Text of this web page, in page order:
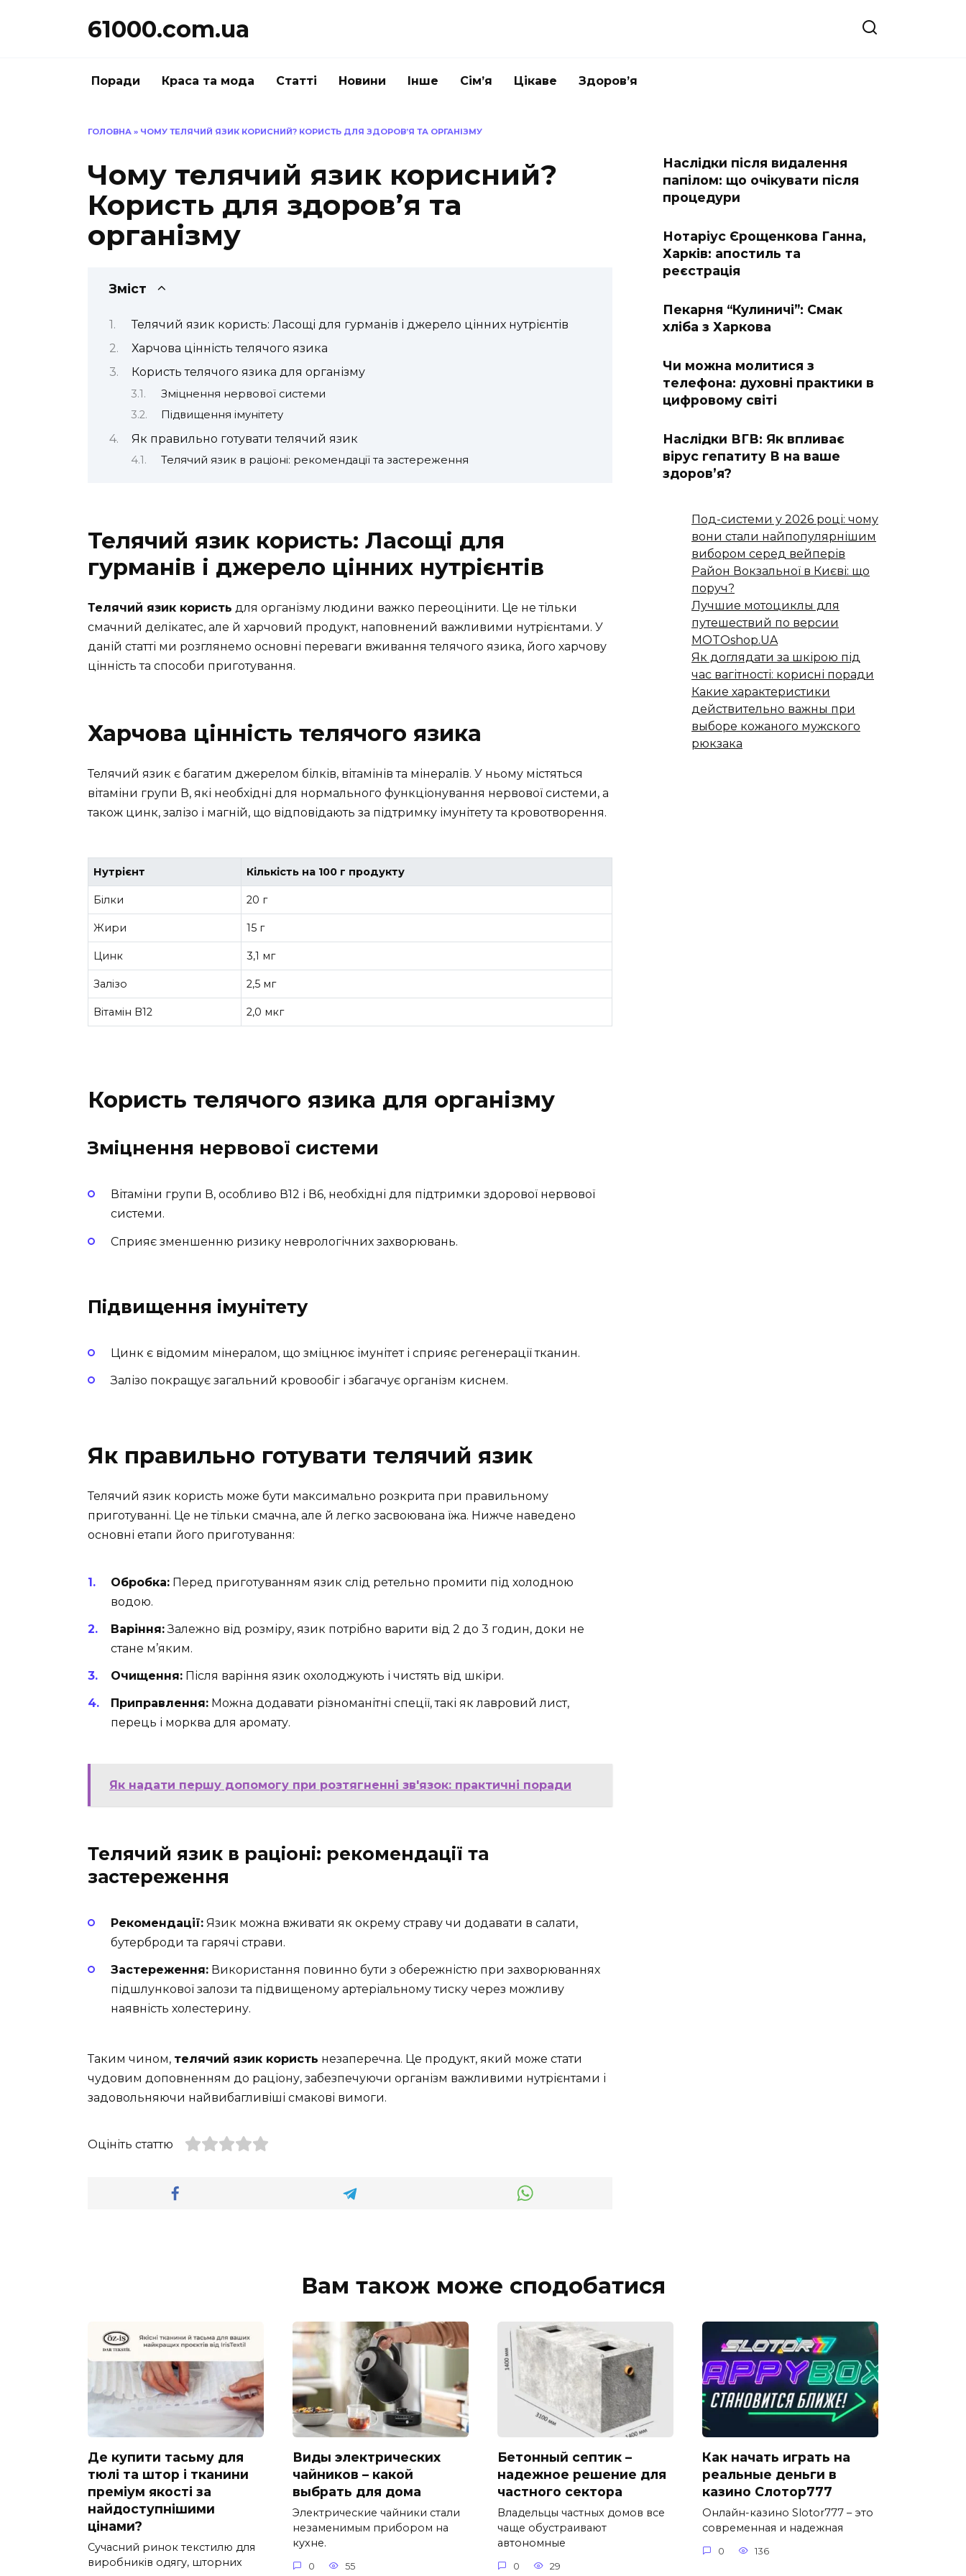
61000.com.ua
Поради Краса та мода Статті Новини Інше Сім’я Цікаве Здоров’я
ГОЛОВНА » ЧОМУ ТЕЛЯЧИЙ ЯЗИК КОРИСНИЙ? КОРИСТЬ ДЛЯ ЗДОРОВ’Я ТА ОРГАНІЗМУ
Чому телячий язик корисний?
Користь для здоров’я та
організму
Зміст
Телячий язик користь: Ласощі для гурманів і джерело цінних нутрієнтів
Харчова цінність телячого язика
Користь телячого язика для організму
Зміцнення нервової системи
Підвищення імунітету
Як правильно готувати телячий язик
Телячий язик в раціоні: рекомендації та застереження
Телячий язик користь: Ласощі для
гурманів і джерело цінних нутрієнтів
Телячий язик користь для організму людини важко переоцінити. Це не тільки
смачний делікатес, але й харчовий продукт, наповнений важливими нутрієнтами. У
даній статті ми розглянемо основні переваги вживання телячого язика, його харчову
цінність та способи приготування.
Харчова цінність телячого язика
Телячий язик є багатим джерелом білків, вітамінів та мінералів. У ньому містяться
вітаміни групи В, які необхідні для нормального функціонування нервової системи, а
також цинк, залізо і магній, що відповідають за підтримку імунітету та кровотворення.
Нутрієнт Кількість на 100 г продукту
Білки 20 г
Жири 15 г
Цинк 3,1 мг
Залізо 2,5 мг
Вітамін В12 2,0 мкг
Користь телячого язика для організму
Зміцнення нервової системи
Вітаміни групи В, особливо В12 і В6, необхідні для підтримки здорової нервової
системи.
Сприяє зменшенню ризику неврологічних захворювань.
Підвищення імунітету
Цинк є відомим мінералом, що зміцнює імунітет і сприяє регенерації тканин.
Залізо покращує загальний кровообіг і збагачує організм киснем.
Як правильно готувати телячий язик
Телячий язик користь може бути максимально розкрита при правильному
приготуванні. Це не тільки смачна, але й легко засвоювана їжа. Нижче наведено
основні етапи його приготування:
Обробка: Перед приготуванням язик слід ретельно промити під холодною
водою.
Варіння:Залежно від розміру, язик потрібно варити від 2 до 3 годин, доки не
стане м’яким.
Очищення: Після варіння язик охолоджують і чистять від шкіри.
Приправлення: Можна додавати різноманітні спеції, такі як лавровий лист,
перець і морква для аромату.
Як надати першу допомогу при розтягненні зв'язок: практичні поради
Телячий язик в раціоні: рекомендації та
застереження
Рекомендації: Язик можна вживати як окрему страву чи додавати в салати,
бутерброди та гарячі страви.
Застереження: Використання повинно бути з обережністю при захворюваннях
підшлункової залози та підвищеному артеріальному тиску через можливу
наявність холестерину.
Таким чином, телячий язик користь незаперечна. Це продукт, який може стати
чудовим доповненням до раціону, забезпечуючи організм важливими нутрієнтами і
задовольняючи найвибагливіші смакові вимоги.
Оцініть статтю
Наслідки після видалення
папілом: що очікувати після
процедури
Нотаріус Єрощенкова Ганна,
Харків: апостиль та
реєстрація
Пекарня “Кулиничі”: Смак
хліба з Харкова
Чи можна молитися з
телефона: духовні практики в
цифровому світі
Наслідки ВГВ: Як впливає
вірус гепатиту В на ваше
здоров’я?
Под-системи у 2026 році: чому
вони стали найпопулярнішим
вибором серед вейперів
Район Вокзальної в Києві: що
поруч?
Лучшие мотоциклы для
путешествий по версии
MOTOshop.UA
Як доглядати за шкірою під
час вагітності: корисні поради
Какие характеристики
действительно важны при
выборе кожаного мужского
рюкзака
Вам також може сподобатися
Де купити тасьму для
тюлі та штор і тканини
преміум якості за
найдоступнішими
цінами?
Сучасний ринок текстилю для
виробників одягу, шторних
Виды электрических
чайников – какой
выбрать для дома
Электрические чайники стали
незаменимым прибором на
кухне.
0 55
Бетонный септик –
надежное решение для
частного сектора
Владельцы частных домов все
чаще обустраивают
автономные
0 29
Как начать играть на
реальные деньги в
казино Слотор777
Онлайн-казино Slotor777 – это
современная и надежная
0 136